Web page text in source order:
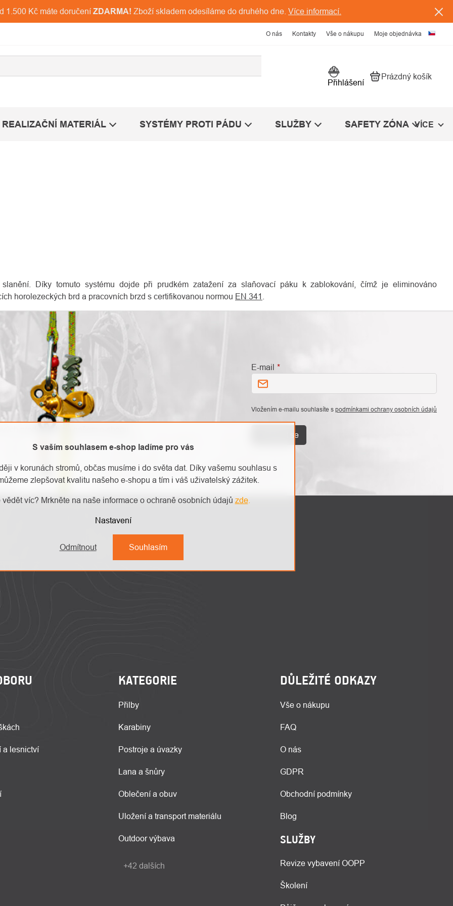
S vaším souhlasem e-shop ladíme pro vás
v korunách stromů, občas musíme i do světa dat. Díky vašemu souhlasu s
zlepšovat kvalitu našeho e-shopu a tím i váš uživatelský zážitek.
vědět víc? Mrkněte na naše informace o ochraně osobních údajů zde.
Nastavení
Odmítnout Souhlasím
1.500 Kč máte doručení ZDARMA! Zboží skladem odesíláme do druhého dne. Více informací.
O nás Kontakty Vše o nákupu Moje objednávka
Přihlášení Nákupní košík
Prázdný košík
REALIZAČNÍ MATERIÁL SYSTÉMY PROTI PÁDU SLUŽBY SAFETY ZÓNA VÍCE
Díky tomuto systému dojde při prudkém zatažení za slaňovací páku k zablokování, čímž je eliminováno
horolezeckých brd a pracovních brzd s certifikovanou normou EN 341
produktech na našem e-shopu.
E-mail
Vložením e-mailu souhlasíte s podmínkami ochrany osobních údajů
Přihlásit se
a lesnictví
KATEGORIE
Přilby
Karabiny
Postroje a úvazky
Lana a šnůry
Oblečení a obuv
Uložení a transport materiálu
Outdoor výbava
+42 dalších
DŮLEŽITÉ ODKAZY
Vše o nákupu
FAQ
O nás
GDPR
Obchodní podmínky
Blog
SLUŽBY
Revize vybavení OOPP
Školení